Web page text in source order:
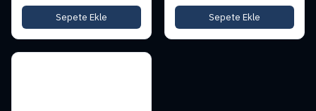
Sepete Ekle Sepete Ekle